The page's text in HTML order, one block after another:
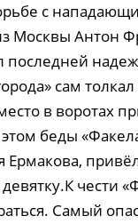
с
Москвы Антон
последней
сам
в воротах
беды
Ермакова,
чести
Самый